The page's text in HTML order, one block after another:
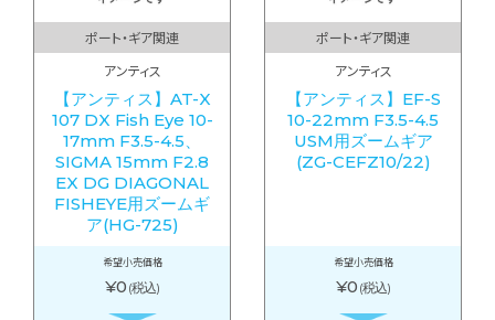
ポート・ギア関連
アンティス
【アンティス】AT-X
107 DX Fish Eye 10-
17mm F3.5-4.5、
SIGMA 15mm F2.8
EX DG DIAGONAL
FISHEYE用ズームギ
ア(HG-725)
希望小売価格
¥0 (税込)
ポート・ギア関連
アンティス
【アンティス】EF-S
10-22mm F3.5-4.5
USM用ズームギア
(ZG-CEFZ10/22)
希望小売価格
¥0 (税込)